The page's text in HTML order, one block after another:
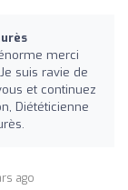
merci
suis ravie de
et continuez
Diététicienne
ago